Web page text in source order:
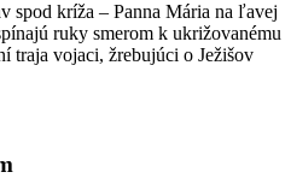
spod kríža – Panna Mária na ľavej
ruky smerom k ukrižovanému
traja vojaci, žrebujúci o Ježišov